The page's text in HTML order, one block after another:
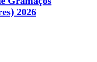
2026